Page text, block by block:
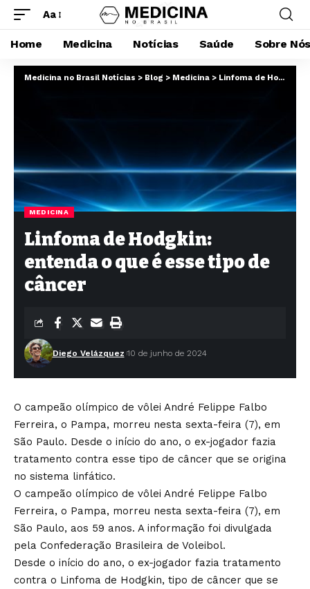
Aa
Home Medicina Notícias Saúde Sobre
Medicina no Brasil Notícias > Blog > Medicina > Linfoma de Hodgkin: entenda o que é esse tipo de câncer
MEDICINA
Linfoma de Hodgkin:
entenda o que é esse tipo de
câncer
Diego Velázquez 10 de junho de 2024
O campeão olímpico de vôlei André Felippe Falbo
Ferreira, o Pampa, morreu nesta sexta-feira (7), em
São Paulo. Desde o início do ano, o ex-jogador fazia
tratamento contra esse tipo de câncer que se origina
no sistema linfático.
O campeão olímpico de vôlei André Felippe Falbo
Ferreira, o Pampa, morreu nesta sexta-feira (7), em
São Paulo, aos 59 anos. A informação foi divulgada
pela Confederação Brasileira de Voleibol.
Desde o início do ano, o ex-jogador fazia tratamento
contra o Linfoma de Hodgkin, tipo de câncer que se